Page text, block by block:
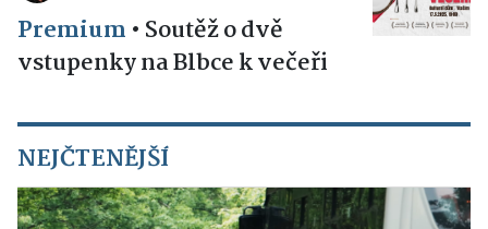
Premium • Soutěž o dvě
vstupenky na Blbce k večeři
NEJČTENĚJŠÍ